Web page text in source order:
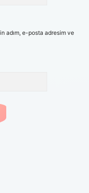
adım, e-posta adresim ve